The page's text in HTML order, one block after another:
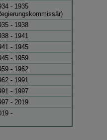
- 1935
- 1938
- 1941
- 1945
- 1959
- 1962
- 1991
- 1997
- 2019
-